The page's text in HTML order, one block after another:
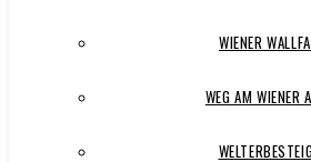
WIENER
WEG AM WIENER